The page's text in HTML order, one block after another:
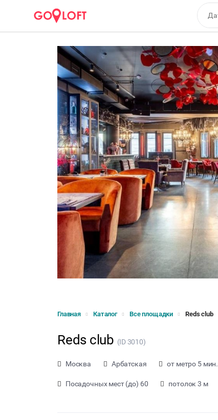
Главная Каталог Все площадки Reds club
Reds club (ID 3010)
Москва Арбатская от метро 5 мин.
Посадочных мест (до) 60 потолок 3 м